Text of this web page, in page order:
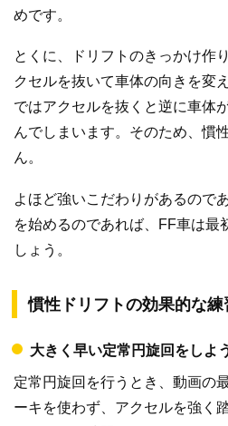
めです。
とくに、ドリフトのきっかけ作
クセルを抜いて車体の向きを変
ではアクセルを抜くと逆に車体
んでしまいます。そのため、慣
ん。
よほど強いこだわりがあるので
を始めるのであれば、FF車は最
しょう。
慣性ドリフトの効果的な練
大きく早い定常円旋回をしよ
定常円旋回を行うとき、動画の
ーキを使わず、アクセルを強く